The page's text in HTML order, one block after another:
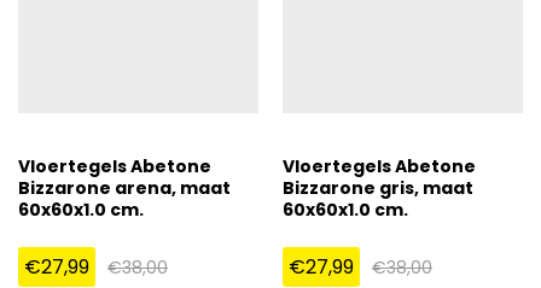
Vloertegels Abetone
Bizzarone arena, maat
60x60x1.0 cm.
€27,99 €38,00
Vloertegels Abetone
Bizzarone gris, maat
60x60x1.0 cm.
€27,99 €38,00